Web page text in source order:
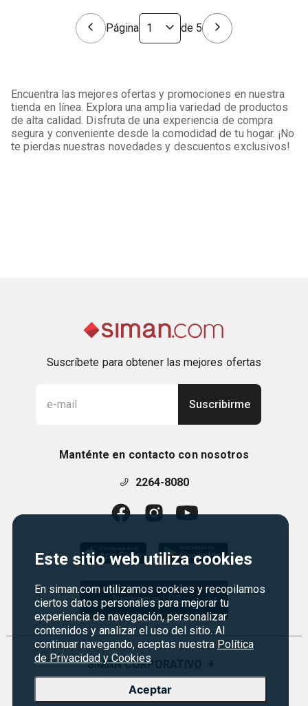
Este sitio web utiliza cookies
En siman.com utilizamos cookies y recopilamos
ciertos datos personales para mejorar tu
experiencia de navegación, personalizar
contenidos y analizar el uso del sitio. Al
continuar navegando, aceptas nuestra Política
de Privacidad y Cookies
Aceptar
Página de 5
Encuentra las mejores ofertas y promociones en nuestra
tienda en línea. Explora una amplia variedad de productos
de alta calidad. Disfruta de una experiencia de compra
segura y conveniente desde la comodidad de tu hogar. ¡No
te pierdas nuestras novedades y descuentos exclusivos!
Suscríbete para obtener las mejores ofertas
Suscribirme
Manténte en contacto con nosotros
2264-8080
Nicaragua | C$
SIMAN CORPORATIVO
Quiénes Somos
PROGRAMAS +